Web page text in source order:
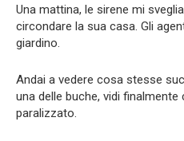
Una mattina, le sirene mi
circondare la sua casa. Gli
giardino.
Andai a vedere cosa stesse
una delle buche, vidi
paralizzato.